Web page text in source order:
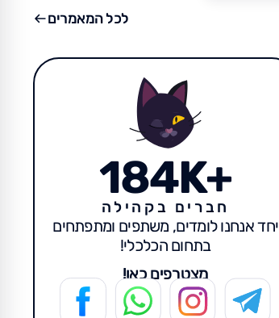
לכל המאמרים
184K+
חברים בקהילה
יחד אנחנו לומדים, משתפים ומתפתחים
בתחום הכלכלי!
מצטרפים כאן!